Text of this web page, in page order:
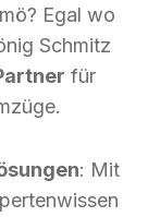
Egal wo
Schmitz
für
: Mit